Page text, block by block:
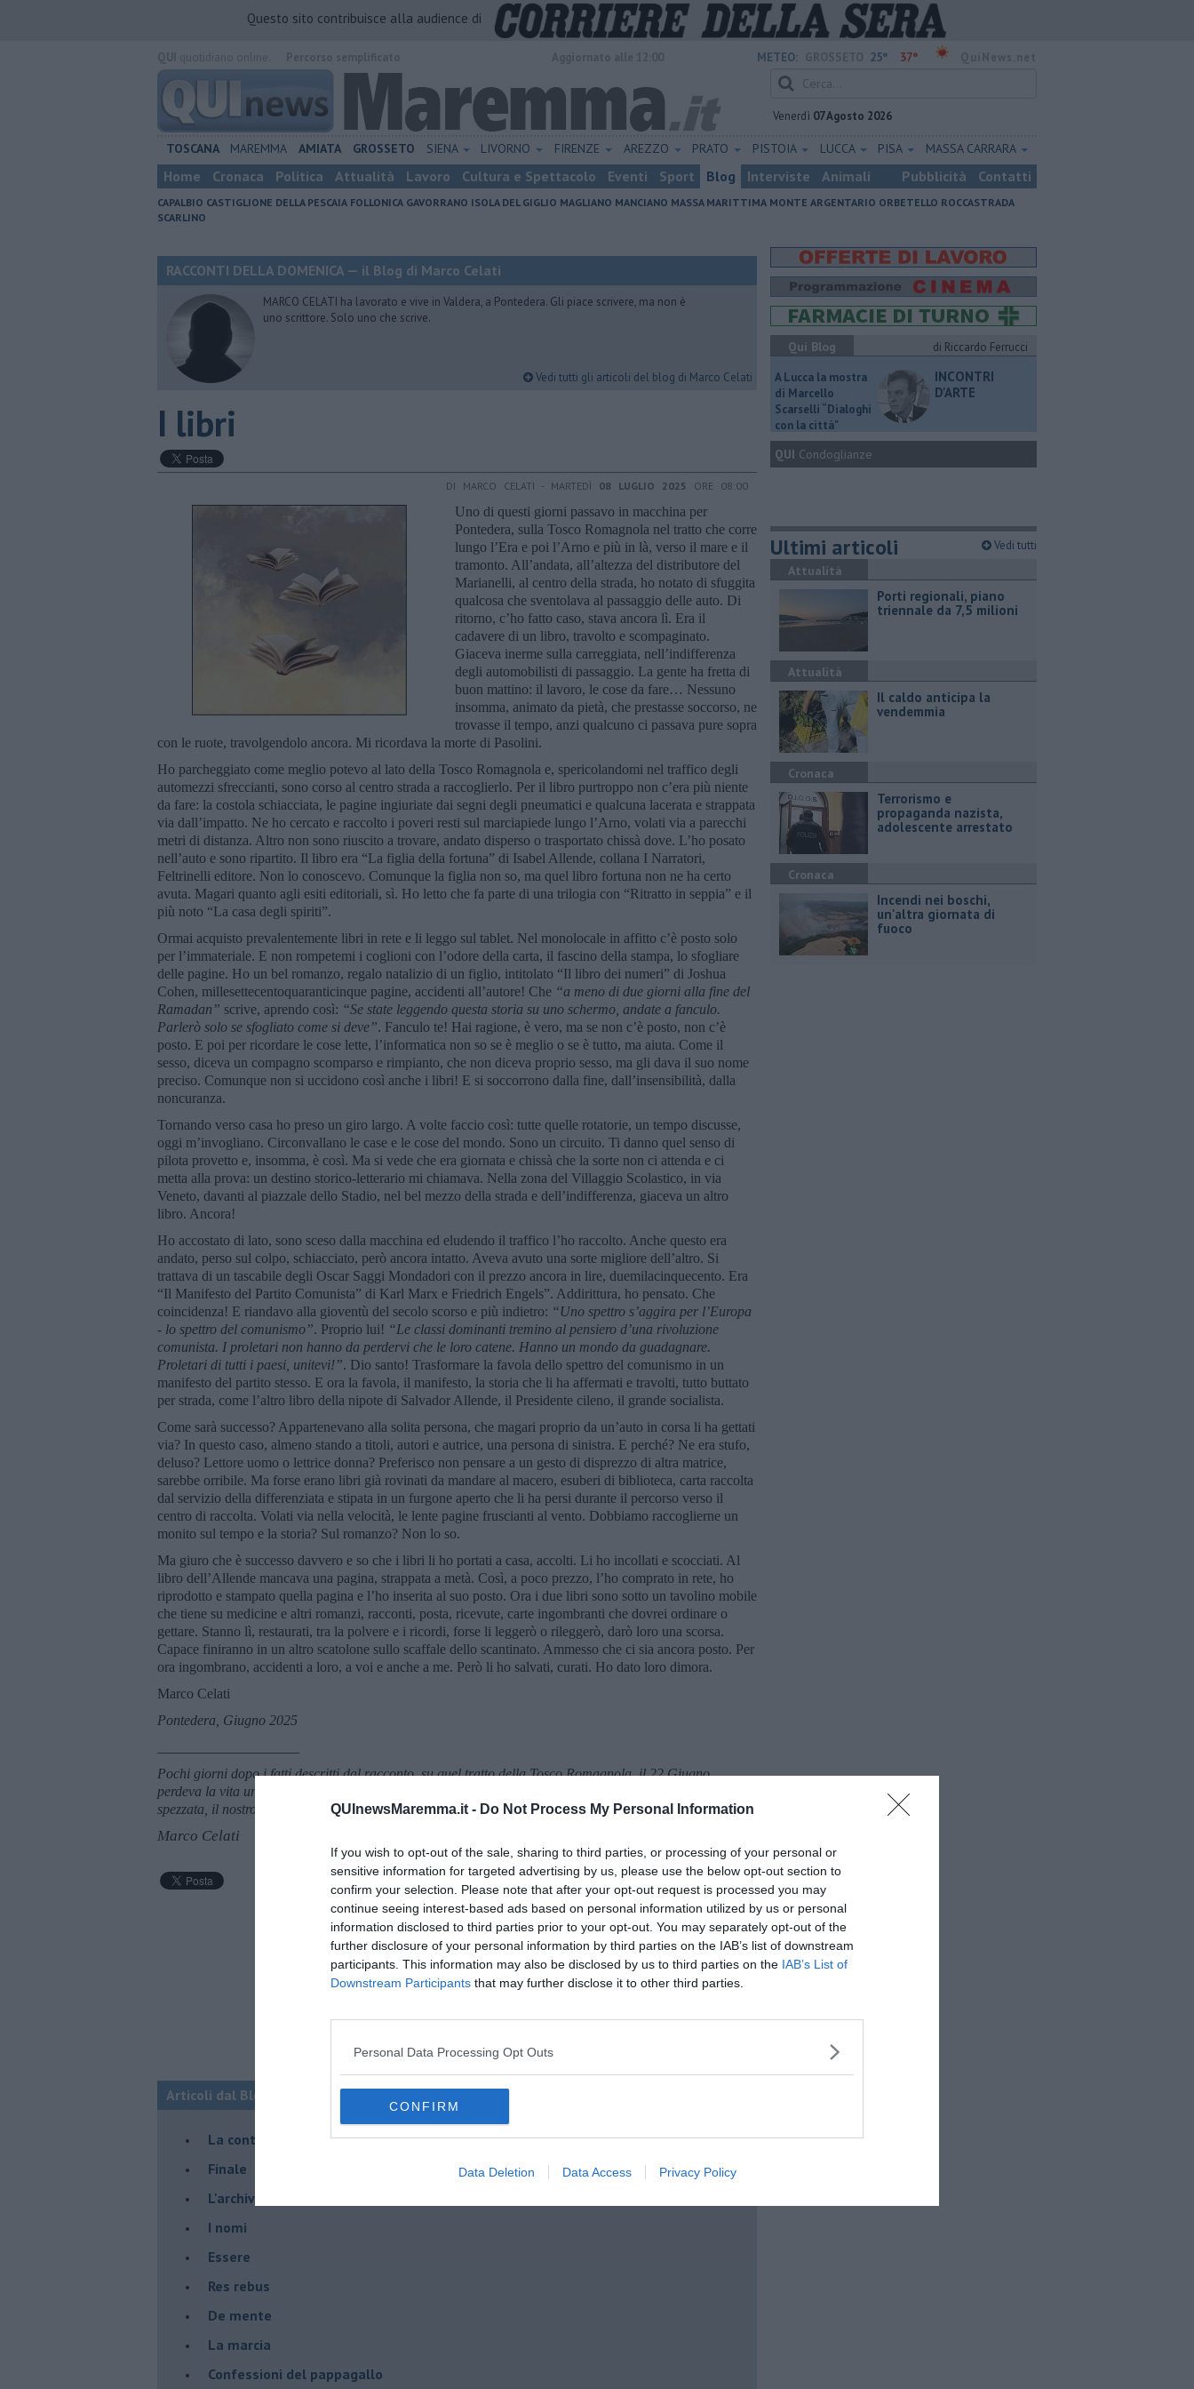
QUInewsMaremma.it - Do Not Process My Personal Information
If you wish to opt-out of the sale, sharing to third parties, or processing of your personal or
sensitive information for targeted advertising by us, please use the below opt-out section to
confirm your selection. Please note that after your opt-out request is processed you may
continue seeing interest-based ads based on personal information utilized by us or personal
information disclosed to third parties prior to your opt-out. You may separately opt-out of the
further disclosure of your personal information by third parties on the IAB’s list of downstream
participants. This information may also be disclosed by us to third parties on the IAB’s List of
Downstream Participants that may further disclose it to other third parties.
Personal Data Processing Opt Outs
CONFIRM
Data Deletion Data Access Privacy Policy
Questo sito contribuisce alla audience di
METEO: 25° 37°
Venerdì 07 Agosto 2026
TOSCANA MAREMMA AMIATA GROSSETO SIENA LIVORNO FIRENZE AREZZO PRATO PISTOIA LUCCA PISA MASSA CARRARA
Home Cronaca Politica Attualità Lavoro Cultura e Spettacolo Eventi Sport Blog Interviste Animali Pubblicità Contatti
CAPALBIO CASTIGLIONE DELLA PESCAIA FOLLONICA GAVORRANO ISOLA DEL GIGLIO MAGLIANO MANCIANO MASSA MARITTIMA MONTE ARGENTARIO ORBETELLO ROCCASTRADA
SCARLINO
RACCONTI DELLA DOMENICA — il Blog di Marco Celati
MARCO CELATI ha lavorato e vive in Valdera, a Pontedera. Gli piace scrivere, ma non è
uno scrittore. Solo uno che scrive.
Vedi tutti gli articoli del blog di Marco Celati
I libri
DI MARCO CELATI - MARTEDÌ 08 LUGLIO 2025 ORE 08:00
Uno di questi giorni passavo in macchina per
Pontedera, sulla Tosco Romagnola nel tratto che corre
lungo l’Era e poi l’Arno e più in là, verso il mare e il
tramonto. All’andata, all’altezza del distributore del
Marianelli, al centro della strada, ho notato di sfuggita
qualcosa che sventolava al passaggio delle auto. Di
ritorno, c’ho fatto caso, stava ancora lì. Era il
cadavere di un libro, travolto e scompaginato.
Giaceva inerme sulla carreggiata, nell’indifferenza
degli automobilisti di passaggio. La gente ha fretta di
buon mattino: il lavoro, le cose da fare… Nessuno
insomma, animato da pietà, che prestasse soccorso, ne
trovasse il tempo, anzi qualcuno ci passava pure sopra
con le ruote, travolgendolo ancora. Mi ricordava la morte di Pasolini.
Ho parcheggiato come meglio potevo al lato della Tosco Romagnola e, spericolandomi nel traffico degli
automezzi sfreccianti, sono corso al centro strada a raccoglierlo. Per il libro purtroppo non c’era più niente
da fare: la costola schiacciata, le pagine ingiuriate dai segni degli pneumatici e qualcuna lacerata e strappata
via dall’impatto. Ne ho cercato e raccolto i poveri resti sul marciapiede lungo l’Arno, volati via a parecchi
metri di distanza. Altro non sono riuscito a trovare, andato disperso o trasportato chissà dove. L’ho posato
nell’auto e sono ripartito. Il libro era “La figlia della fortuna” di Isabel Allende, collana I Narratori,
Feltrinelli editore. Non lo conoscevo. Comunque la figlia non so, ma quel libro fortuna non ne ha certo
avuta. Magari quanto agli esiti editoriali, sì. Ho letto che fa parte di una trilogia con “Ritratto in seppia” e il
più noto “La casa degli spiriti”.
Ormai acquisto prevalentemente libri in rete e li leggo sul tablet. Nel monolocale in affitto c’è posto solo
per l’immateriale. E non rompetemi i coglioni con l’odore della carta, il fascino della stampa, lo sfogliare
delle pagine. Ho un bel romanzo, regalo natalizio di un figlio, intitolato “Il libro dei numeri” di Joshua
Cohen, millesettecentoquaranticinque pagine, accidenti all’autore! Che “a meno di due giorni alla fine del
Ramadan” scrive, aprendo così: “Se state leggendo questa storia su uno schermo, andate a fanculo.
Parlerò solo se sfogliato come si deve”. Fanculo te! Hai ragione, è vero, ma se non c’è posto, non c’è
posto. E poi per ricordare le cose lette, l’informatica non so se è meglio o se è tutto, ma aiuta. Come il
sesso, diceva un compagno scomparso e rimpianto, che non diceva proprio sesso, ma gli dava il suo nome
preciso. Comunque non si uccidono così anche i libri! E si soccorrono dalla fine, dall’insensibilità, dalla
noncuranza.
Tornando verso casa ho preso un giro largo. A volte faccio così: tutte quelle rotatorie, un tempo discusse,
oggi m’invogliano. Circonvallano le case e le cose del mondo. Sono un circuito. Ti danno quel senso di
pilota provetto e, insomma, è così. Ma si vede che era giornata e chissà che la sorte non ci attenda e ci
metta alla prova: un destino storico-letterario mi chiamava. Nella zona del Villaggio Scolastico, in via
Veneto, davanti al piazzale dello Stadio, nel bel mezzo della strada e dell’indifferenza, giaceva un altro
libro. Ancora!
Ho accostato di lato, sono sceso dalla macchina ed eludendo il traffico l’ho raccolto. Anche questo era
andato, perso sul colpo, schiacciato, però ancora intatto. Aveva avuto una sorte migliore dell’altro. Si
trattava di un tascabile degli Oscar Saggi Mondadori con il prezzo ancora in lire, duemilacinquecento. Era
“Il Manifesto del Partito Comunista” di Karl Marx e Friedrich Engels”. Addirittura, ho pensato. Che
coincidenza! E riandavo alla gioventù del secolo scorso e più indietro: “Uno spettro s’aggira per l’Europa
- lo spettro del comunismo”. Proprio lui! “Le classi dominanti tremino al pensiero d’una rivoluzione
comunista. I proletari non hanno da perdervi che le loro catene. Hanno un mondo da guadagnare.
Proletari di tutti i paesi, unitevi!”. Dio santo! Trasformare la favola dello spettro del comunismo in un
manifesto del partito stesso. E ora la favola, il manifesto, la storia che li ha affermati e travolti, tutto buttato
per strada, come l’altro libro della nipote di Salvador Allende, il Presidente cileno, il grande socialista.
Come sarà successo? Appartenevano alla solita persona, che magari proprio da un’auto in corsa li ha gettati
via? In questo caso, almeno stando a titoli, autori e autrice, una persona di sinistra. E perché? Ne era stufo,
deluso? Lettore uomo o lettrice donna? Preferisco non pensare a un gesto di disprezzo di altra matrice,
sarebbe orribile. Ma forse erano libri già rovinati da mandare al macero, esuberi di biblioteca, carta raccolta
dal servizio della differenziata e stipata in un furgone aperto che li ha persi durante il percorso verso il
centro di raccolta. Volati via nella velocità, le lente pagine fruscianti al vento. Dobbiamo raccoglierne un
monito sul tempo e la storia? Sul romanzo? Non lo so.
Ma giuro che è successo davvero e so che i libri li ho portati a casa, accolti. Li ho incollati e scocciati. Al
libro dell’Allende mancava una pagina, strappata a metà. Così, a poco prezzo, l’ho comprato in rete, ho
riprodotto e stampato quella pagina e l’ho inserita al suo posto. Ora i due libri sono sotto un tavolino mobile
che tiene su medicine e altri romanzi, racconti, posta, ricevute, carte ingombranti che dovrei ordinare o
gettare. Stanno lì, restaurati, tra la polvere e i ricordi, forse li leggerò o rileggerò, darò loro una scorsa.
Capace finiranno in un altro scatolone sullo scaffale dello scantinato. Ammesso che ci sia ancora posto. Per
ora ingombrano, accidenti a loro, a voi e anche a me. Però li ho salvati, curati. Ho dato loro dimora.
Marco Celati
Pontedera, Giugno 2025
Pochi giorni dopo i fatti descritti dal racconto, su quel tratto della Tosco Romagnola, il 22 Giugno,
perdeva la vita un diciassettenne, Raid Amir, travolto da uno scooter. In memoria di quella giovane vita
spezzata, il nostro dolore
Marco Celati
Articoli dal Blog “Racconti della domenica” di Marco Celati
La controversia degli azzimi
Finale
L'archivio
I nomi
Essere
Res rebus
De mente
La marcia
Confessioni del pappagallo
Qui Blog
di Riccardo Ferrucci
A Lucca la mostra
di Marcello
Scarselli “Dialoghi
con la città"
INCONTRI
D'ARTE
QUI Condoglianze
Ultimi articoli Vedi tutti
Attualità
Porti regionali, piano
triennale da 7,5 milioni
Attualità
Il caldo anticipa la
vendemmia
Cronaca
Terrorismo e
propaganda nazista,
adolescente arrestato
Cronaca
Incendi nei boschi,
un'altra giornata di
fuoco